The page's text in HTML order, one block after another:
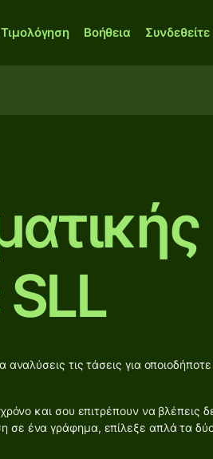
Τιμολόγηση Βοήθεια Συνδεθείτε
SLL
τις τάσεις για οποιοδήποτε
και σου επιτρέπουν να βλέπεις
σε ένα γράφημα, επίλεξε απλά τα